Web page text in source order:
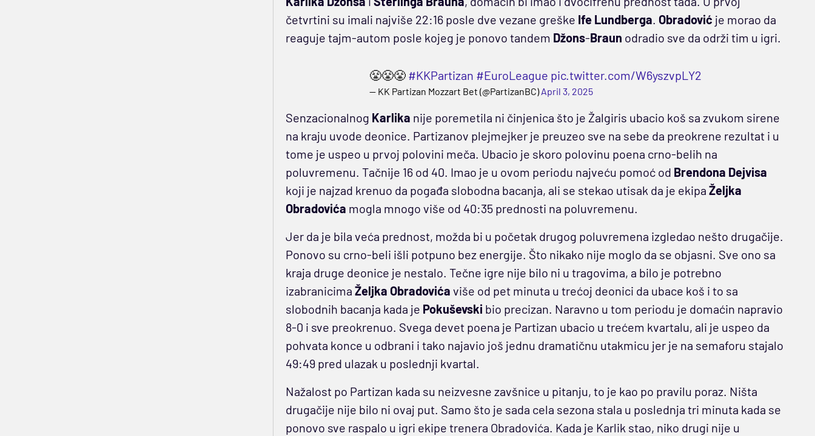
četvrtini su imali najviše 22:16 posle dve vezane greške Ife Lundberga. Obradović je morao da
reaguje tajm-autom posle kojeg je ponovo tandem Džons-Braun odradio sve da održi tim u igri.
😤😤😤 #KKPartizan #EuroLeague pic.twitter.com/W6yszvpLY2
— KK Partizan Mozzart Bet (@PartizanBC)April 3, 2025
Senzacionalnog Karlika nije poremetila ni činjenica što je Žalgiris ubacio koš sa zvukom sirene
na kraju uvode deonice. Partizanov plejmejker je preuzeo sve na sebe da preokrene rezultat i u
tome je uspeo u prvoj polovini meča. Ubacio je skoro polovinu poena crno-belih na
poluvremenu. Tačnije 16 od 40. Imao je u ovom periodu najveću pomoć od Brendona Dejvisa
koji je najzad krenuo da pogađa slobodna bacanja, ali se stekao utisak da je ekipa Željka
Obradovića mogla mnogo više od 40:35 prednosti na poluvremenu.
Jer da je bila veća prednost, možda bi u početak drugog poluvremena izgledao nešto drugačije.
Ponovo su crno-beli išli potpuno bez energije. Što nikako nije moglo da se objasni. Sve ono sa
kraja druge deonice je nestalo. Tečne igre nije bilo ni u tragovima, a bilo je potrebno
izabranicima Željka Obradovića više od pet minuta u trećoj deonici da ubace koš i to sa
slobodnih bacanja kada je Pokuševski bio precizan. Naravno u tom periodu je domaćin napravio
8-0 i sve preokrenuo. Svega devet poena je Partizan ubacio u trećem kvartalu, ali je uspeo da
pohvata konce u odbrani i tako najavio još jednu dramatičnu utakmicu jer je na semaforu stajalo
49:49 pred ulazak u poslednji kvartal.
Nažalost po Partizan kada su neizvesne zavšnice u pitanju, to je kao po pravilu poraz. Ništa
drugačije nije bilo ni ovaj put. Samo što je sada cela sezona stala u poslednja tri minuta kada se
ponovo sve raspalo u igri ekipe trenera Obradovića. Kada je Karlik stao, niko drugi nije u